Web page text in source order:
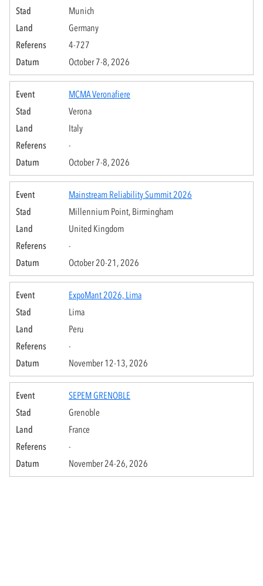
Munich
Germany
4-727
October 7-8, 2026
MCMA Veronafiere
Verona
Italy
-
October 7-8, 2026
Mainstream Reliability Summit 2026
Millennium Point, Birmingham
United Kingdom
-
October 20-21, 2026
ExpoMant 2026, Lima
Lima
Peru
-
November 12-13, 2026
SEPEM GRENOBLE
Grenoble
France
-
November 24-26, 2026